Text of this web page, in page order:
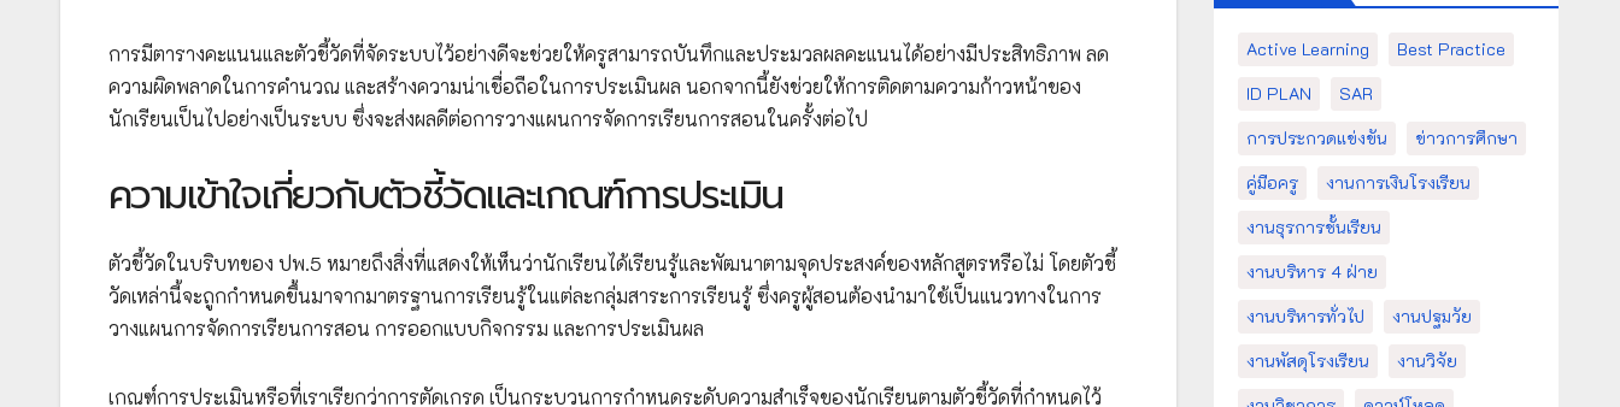
การมีตารางคะแนนและตัวชี้วัดที่จัดระบบไว้อย่างดีจะช่วยให้ครูสามารถบันทึกและประมวลผลคะแนนได้อย่างมีประสิทธิภาพ ลด
ความผิดพลาดในการคำนวณ และสร้างความน่าเชื่อถือในการประเมินผล นอกจากนี้ยังช่วยให้การติดตามความก้าวหน้าของ
นักเรียนเป็นไปอย่างเป็นระบบ ซึ่งจะส่งผลดีต่อการวางแผนการจัดการเรียนการสอนในครั้งต่อไป
ความเข้าใจเกี่ยวกับตัวชี้วัดและเกณฑ์การประเมิน
ตัวชี้วัดในบริบทของ ปพ.5 หมายถึงสิ่งที่แสดงให้เห็นว่านักเรียนได้เรียนรู้และพัฒนาตามจุดประสงค์ของหลักสูตรหรือไม่ โดยตัวชี้
วัดเหล่านี้จะถูกกำหนดขึ้นมาจากมาตรฐานการเรียนรู้ในแต่ละกลุ่มสาระการเรียนรู้ ซึ่งครูผู้สอนต้องนำมาใช้เป็นแนวทางในการ
วางแผนการจัดการเรียนการสอน การออกแบบกิจกรรม และการประเมินผล
เกณฑ์การประเมินหรือที่เราเรียกว่าการตัดเกรด เป็นกระบวนการกำหนดระดับความสำเร็จของนักเรียนตามตัวชี้วัดที่กำหนดไว้
Active Learning
Best Practice
ID PLAN
SAR
การประกวดแข่งขัน
ข่าวการศึกษา
คู่มือครู
งานการเงินโรงเรียน
งานธุรการชั้นเรียน
งานบริหาร 4 ฝ่าย
งานบริหารทั่วไป
งานปฐมวัย
งานพัสดุโรงเรียน
งานวิจัย